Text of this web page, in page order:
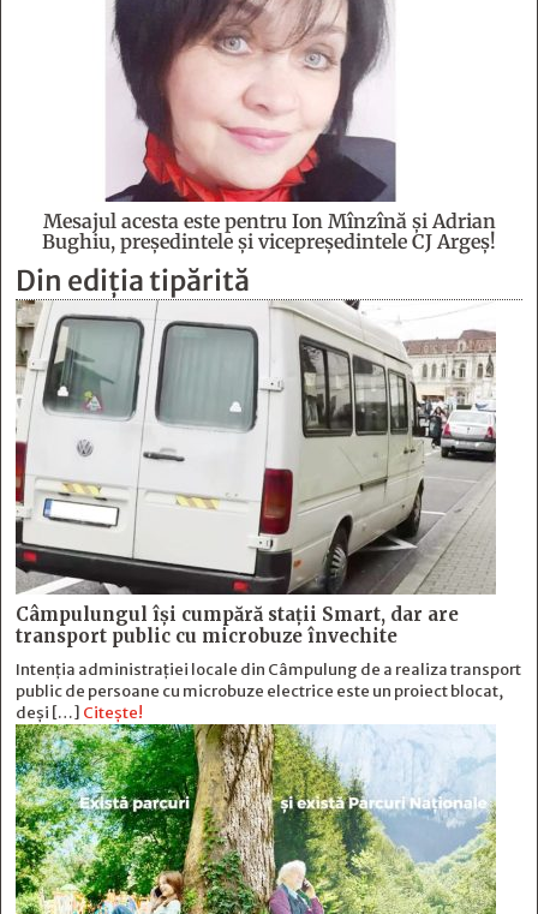
Mesajul acesta este pentru Ion Mînzînă şi Adrian
Bughiu, preşedintele şi vicepreşedintele CJ Argeş!
Din ediția tipărită
Câmpulungul îşi cumpără staţii Smart, dar are
transport public cu microbuze învechite
Intenția administrației locale din Câmpulung de a realiza transport
public de persoane cu microbuze electrice este un proiect blocat,
deși […] Citește!